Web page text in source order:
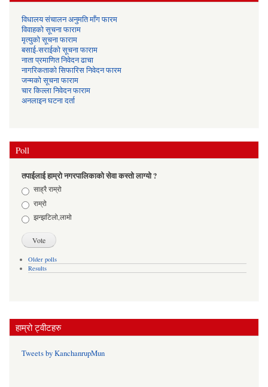
विधालय संचालन अनुमति माँग फारम
विवाहको सूचना फाराम
मृत्युको सूचना फाराम
बसाई-सराईको सूचना फाराम
नाता प्रमाणित निवेदन ढाचा
नागरिकताको सिफारिस निवेदन फारम
जन्मको सूचना फाराम
चार किल्ला निवेदन फाराम
अनलाइन घटना दर्ता
Poll
तपाईलाई हाम्रो नगरपालिकाको सेवा कस्तो लाग्यो ?
Choicesसाह्रै राम्रो
राम्रो
झन्झटिलो,लामो
Older polls
Results
हाम्रो ट्वीटहरु
Tweets by KanchanrupMun